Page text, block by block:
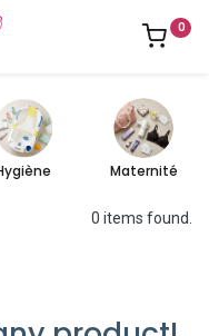
0
Maternité
0 items found.